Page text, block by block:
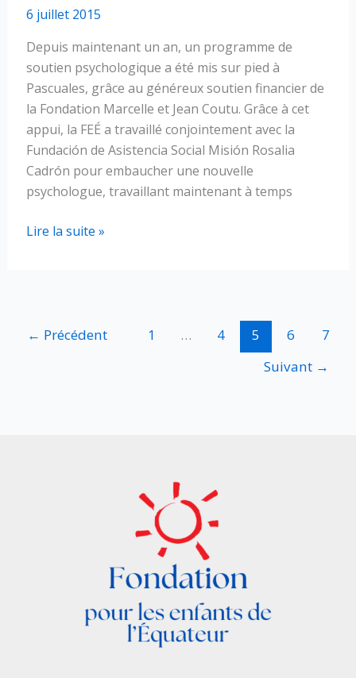
6 juillet 2015
Depuis maintenant un an, un programme de
soutien psychologique a été mis sur pied à
Pascuales, grâce au généreux soutien financier de
la Fondation Marcelle et Jean Coutu. Grâce à cet
appui, la FEÉ a travaillé conjointement avec la
Fundación de Asistencia Social Misión Rosalia
Cadrón pour embaucher une nouvelle
psychologue, travaillant maintenant à temps
Un
Lire la suite »
← Précédent 1 … 4 5 6
7
Suivant →